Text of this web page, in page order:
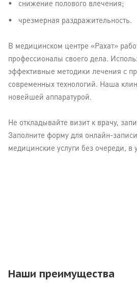
снижение полового влечения;
чрезмерная раздражительность.
В медицинском центре «Рахат»
профессионалы своего дела.
эффективные методики лечения с
современных технологий. Наша
новейшей аппаратурой.
Не откладывайте визит к врачу,
Заполните форму для онлайн-
медицинские услуги без очереди, в
Наши преимущества